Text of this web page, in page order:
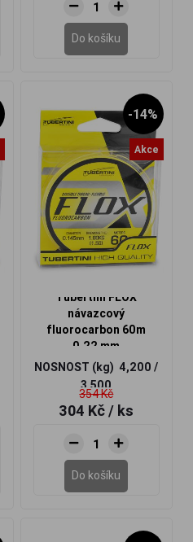
Do košíku
-14%
Akce
Tubertini FLOX
návazcový
fluorocarbon 60m
0,22 mm
NOSNOST (kg) 4,200 /
3,500
354 Kč
304 Kč/ ks
Do košíku